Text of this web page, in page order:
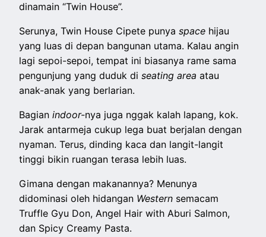
dinamain “Twin House”.
Serunya, Twin House Cipete punyaspace hijau
yang luas di depan bangunan utama. Kalau angin
lagi sepoi-sepoi, tempat ini biasanya rame sama
pengunjung yang duduk diseating areaatau
anak-anak yang berlarian.
Bagianindoor-nya juga nggak kalah lapang, kok.
Jarak antarmeja cukup lega buat berjalan dengan
nyaman. Terus, dinding kaca dan langit-langit
tinggi bikin ruangan terasa lebih luas.
Gimana dengan makanannya? Menunya
didominasi oleh hidangan Western semacam
Truffle Gyu Don, Angel Hair with Aburi Salmon,
dan Spicy Creamy Pasta.